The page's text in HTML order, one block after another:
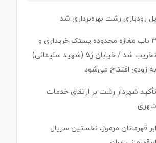
پل رودباری رشت بهره‌برداری شد
۳ باب مغازه محدوده پستک خریداری و
تخریب شد / خیابان ژ۵ (شهید سلیمانی)
به زودی افتتاح می‌شود
تأکید شهردار رشت بر ارتقای خدمات
شهری
ابر قهرمانان مرموز، نخستین سریال